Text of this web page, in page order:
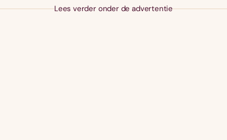
Lees verder onder de advertentie